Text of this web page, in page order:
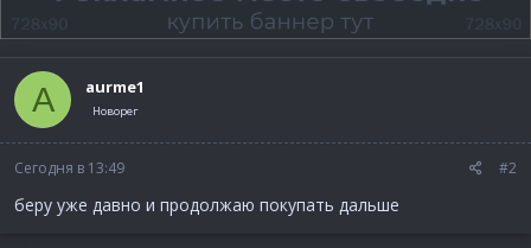
A aurme1
Новорег
Сегодня в 13:49 #2
беру уже давно и продолжаю покупать дальше